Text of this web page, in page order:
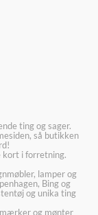
ting og sager.
så butikken
kort i forretning.
lamper og
Bing og
og unika ting
og mønter